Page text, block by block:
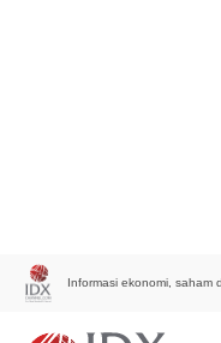
Informasi ekonomi, saham